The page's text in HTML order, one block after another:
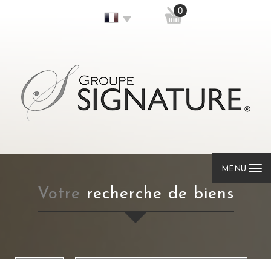
0
MENU
votre recherche de biens